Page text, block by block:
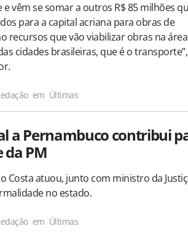
e vêm se somar a outros R$ 85 milhões
para a capital acriana para obras de
recursos que vão viabilizar obras na
cidades brasileiras, que é o transporte”,
em Últimas
a Pernambuco contribui
da PM
Costa atuou, junto com ministro da
no estado.
em Últimas